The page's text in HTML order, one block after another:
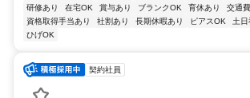
研修あり
在宅OK 賞与あり ブランクOK 育休あり 交通
資格取得手当あり
社割あり 長期休暇あり ピアスOK 土
ひげOK
契約社員